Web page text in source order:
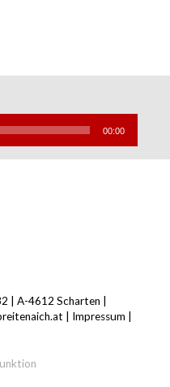
00:00
| A-4612 Scharten |
Impressum